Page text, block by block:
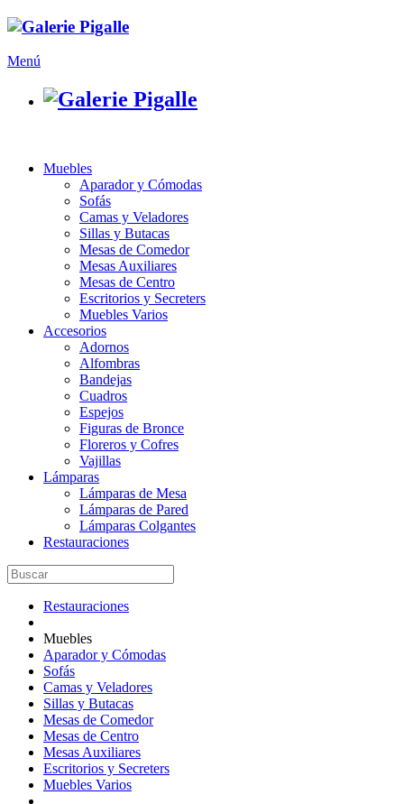
Menú
Muebles
Aparador y Cómodas
Sofás
Camas y Veladores
Sillas y Butacas
Mesas de Comedor
Mesas Auxiliares
Mesas de Centro
Escritorios y Secreters
Muebles Varios
Accesorios
Adornos
Alfombras
Bandejas
Cuadros
Espejos
Figuras de Bronce
Floreros y Cofres
Vajillas
Lámparas
Lámparas de Mesa
Lámparas de Pared
Lámparas Colgantes
Restauraciones
Restauraciones
Muebles
Aparador y Cómodas
Sofás
Camas y Veladores
Sillas y Butacas
Mesas de Comedor
Mesas de Centro
Mesas Auxiliares
Escritorios y Secreters
Muebles Varios